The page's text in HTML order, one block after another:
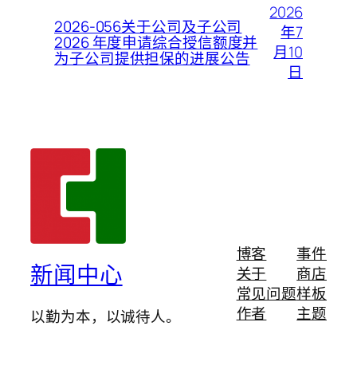
2026-056关于公司及子公司
2026 年度申请综合授信额度并
为子公司提供担保的进展公告
2026
年7
月10
日
新闻中心
以勤为本，以诚待人。
博客
关于
常见问题
作者
事件
商店
样板
主题